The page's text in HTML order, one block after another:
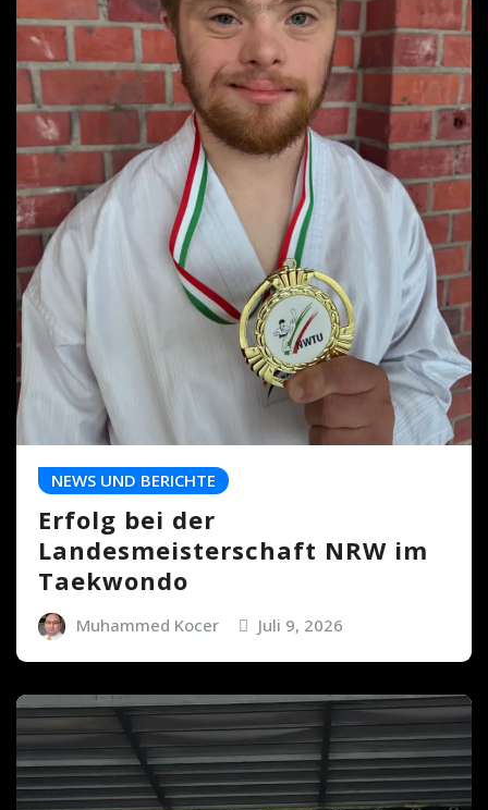
NEWS UND BERICHTE
Erfolg bei der
Landesmeisterschaft NRW im
Taekwondo
Muhammed Kocer Juli 9, 2026